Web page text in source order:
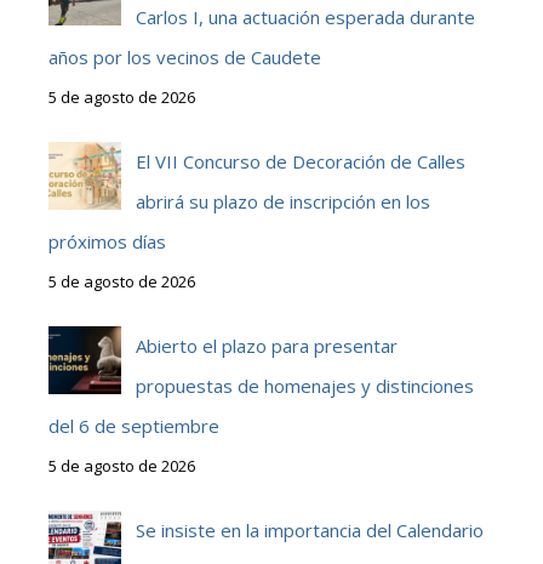
Carlos I, una actuación esperada durante
años por los vecinos de Caudete
5 de agosto de 2026
El VII Concurso de Decoración de Calles
abrirá su plazo de inscripción en los
próximos días
5 de agosto de 2026
Abierto el plazo para presentar
propuestas de homenajes y distinciones
del 6 de septiembre
5 de agosto de 2026
Se insiste en la importancia del Calendario